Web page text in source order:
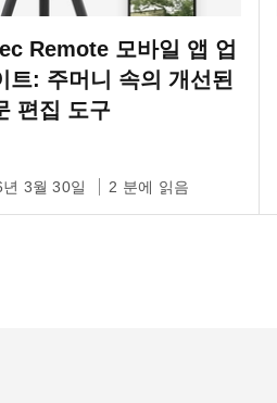
Remote 모바일 앱 업
트: 주머니 속의 개선된
편집 도구
3월 30일 2 분에 읽음